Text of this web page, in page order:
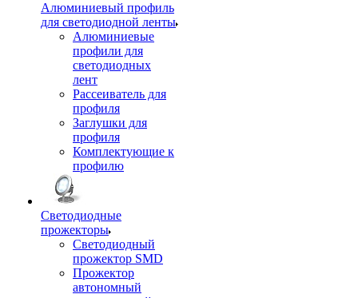
Алюминиевый профиль
для светодиодной ленты
Алюминиевые
профили для
светодиодных
лент
Рассеиватель для
профиля
Заглушки для
профиля
Комплектующие к
профилю
Светодиодные
прожекторы
Светодиодный
прожектор SMD
Прожектор
автономный